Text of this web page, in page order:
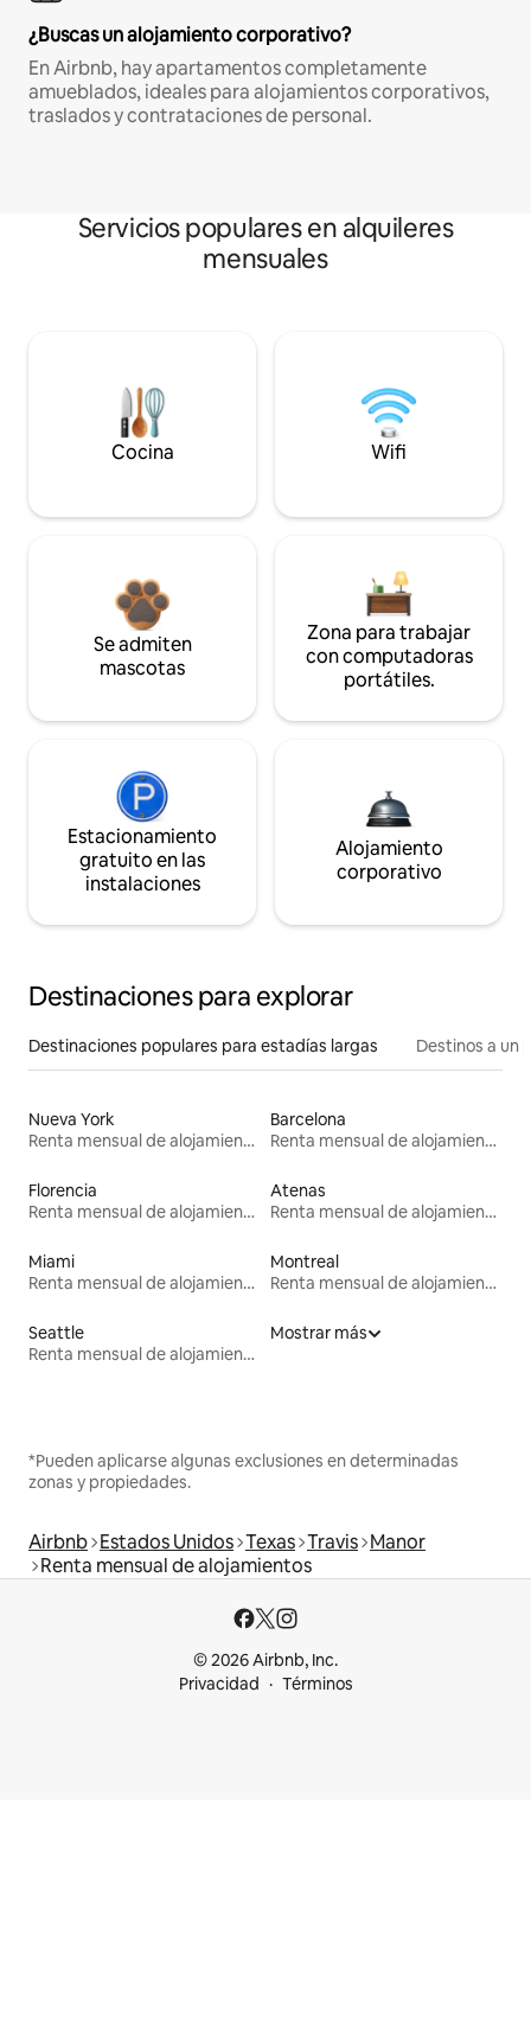
¿Buscas un alojamiento corporativo?
En Airbnb, hay apartamentos completamente
amueblados, ideales para alojamientos corporativos,
traslados y contrataciones de personal.
Servicios populares en alquileres
mensuales
Cocina Wifi
Se admiten
mascotas
Zona para trabajar
con computadoras
portátiles.
Estacionamiento
gratuito en las
instalaciones
Alojamiento
corporativo
Destinaciones para explorar
Destinaciones populares para estadías largas Destinos a un
Nueva York
Renta mensual de alojamientos
Barcelona
Renta mensual de alojamientos
Florencia
Renta mensual de alojamientos
Atenas
Renta mensual de alojamientos
Miami
Renta mensual de alojamientos
Montreal
Renta mensual de alojamientos
Seattle
Renta mensual de alojamientos
Mostrar más
*Pueden aplicarse algunas exclusiones en determinadas
zonas y propiedades.
Airbnb Estados Unidos Texas Travis Manor
Renta mensual de alojamientos
© 2026 Airbnb, Inc.
Privacidad
Términos